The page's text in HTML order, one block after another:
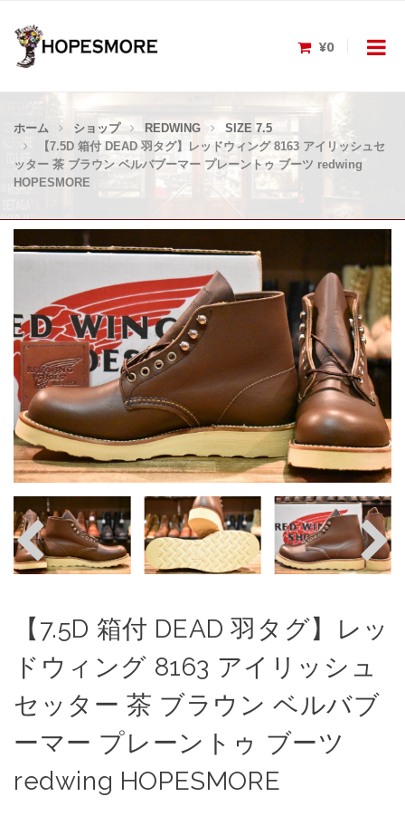
¥0
ホーム ショップ REDWING
SIZE 7.5
【7.5D 箱付 DEAD 羽タグ】レッドウィング 8163 アイリッシュセ
ッター 茶 ブラウン ベルバブーマー プレーントゥ ブーツ redwing
HOPESMORE
【7.5D 箱付 DEAD 羽タグ】レッ
ドウィング 8163 アイリッシュ
セッター 茶 ブラウン ベルバブ
ーマー プレーントゥ ブーツ
redwing HOPESMORE